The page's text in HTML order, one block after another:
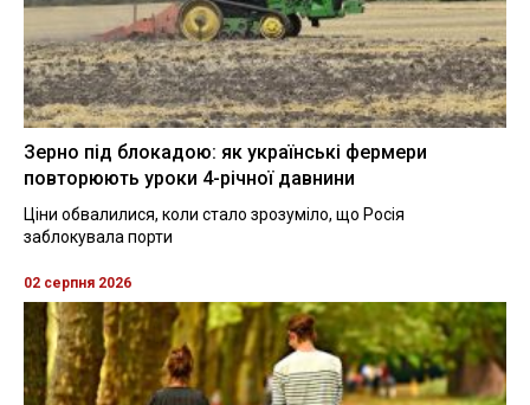
Зерно під блокадою: як українські фермери
повторюють уроки 4-річної давнини
Ціни обвалилися, коли стало зрозуміло, що Росія
заблокувала порти
02 серпня 2026